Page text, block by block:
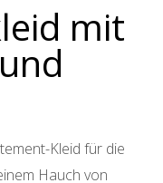
mit
Kleid für die
Hauch von